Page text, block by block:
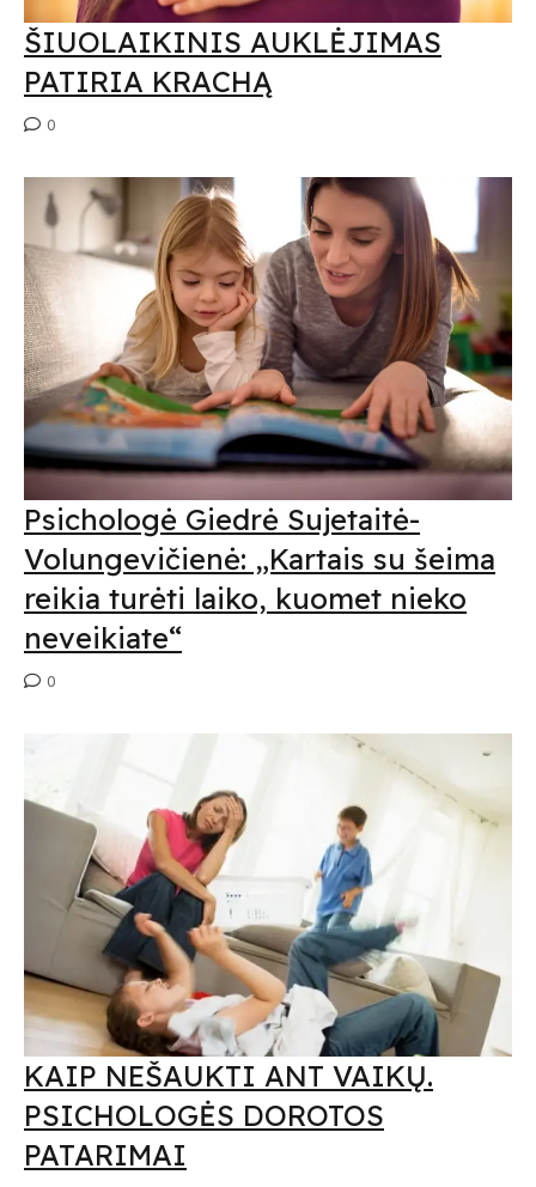
ŠIUOLAIKINIS AUKLĖJIMAS
PATIRIA KRACHĄ
0
Psichologė Giedrė Sujetaitė-
Volungevičienė: „Kartais su šeima
reikia turėti laiko, kuomet nieko
neveikiate“
0
KAIP NEŠAUKTI ANT VAIKŲ.
PSICHOLOGĖS DOROTOS
PATARIMAI